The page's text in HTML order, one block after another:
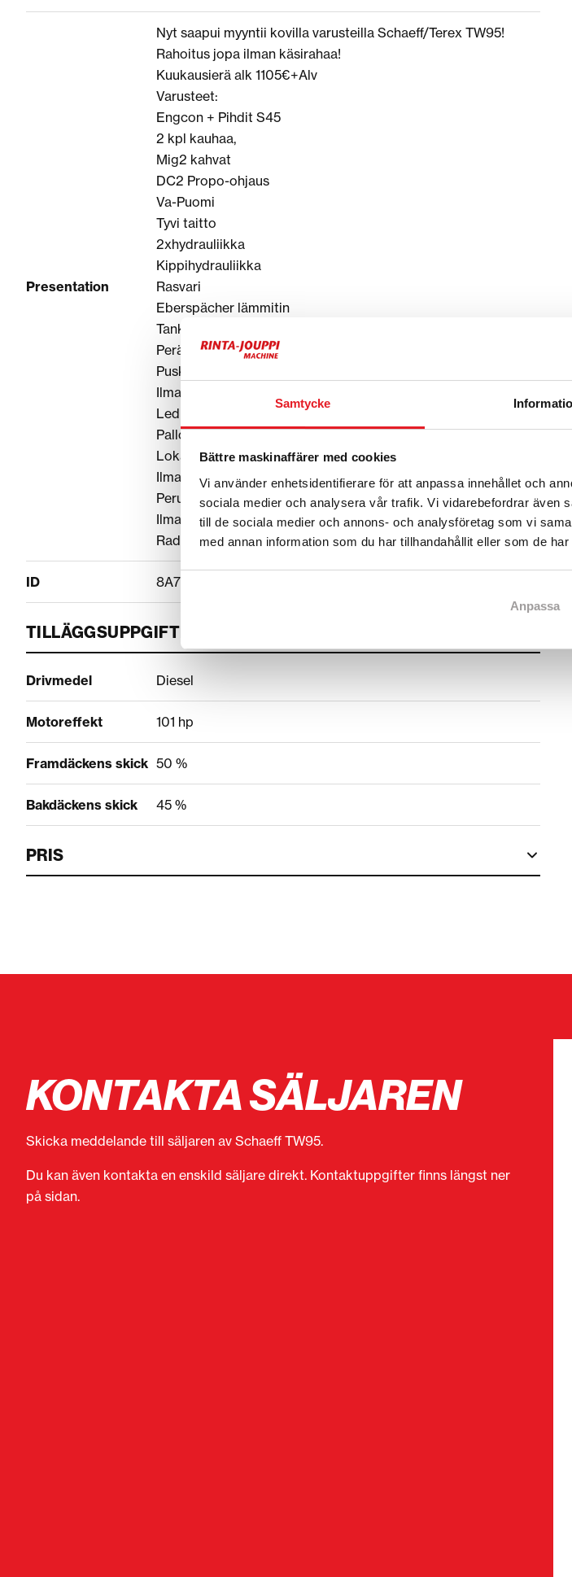
Samtycke
Bättre maskinaffärer med cookies
Vi använder enhetsidentifierare för att anpassa innehållet och
sociala medier och analysera vår trafik. Vi vidarebefordrar även
till de sociala medier och annons- och analysföretag som vi
med annan information som du har tillhandahållit eller som de
Anpassa
Presentation
Nyt saapui myyntii kovilla varusteilla Schaeff/Terex TW95!
Rahoitus jopa ilman käsirahaa!
Kuukausierä alk 1105€+Alv
Varusteet:
Engcon + Pihdit S45
2 kpl kauhaa,
Mig2 kahvat
DC2 Propo-ohjaus
Va-Puomi
Tyvi taitto
2xhydrauliikka
Kippihydrauliikka
Rasvari
Eberspächer lämmitin
Tankkauspumppu
Peräkärryt
Puskulevy+ vetokita
Ilmastointi
Led työ-valot
Pallo/sinkkurenkaat
Lokasuojat
Ilmapenkki lämmityksellä
Peruutuskamera
Ilmastointi
Radio
ID 8A79A9A3
TILLÄGGSUPPGIFTER
Drivmedel Diesel
Motoreffekt 101 hp
Framdäckens skick 50 %
Bakdäckens skick 45 %
PRIS
KONTAKTA SÄLJAREN
Skicka meddelande till säljaren av Schaeff TW95.
Du kan även kontakta en enskild säljare direkt. Kontaktuppgifter finns längst ner
på sidan.